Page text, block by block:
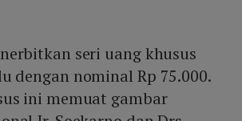
seri uang khusus
dengan nominal Rp 75.000.
ini memuat gambar